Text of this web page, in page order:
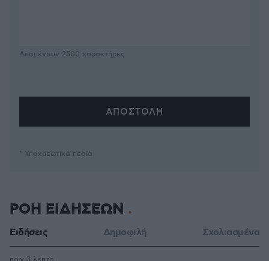
Απομένουν 2500 χαρακτήρες
* Υποχρεωτικά πεδία
ΡΟΗ ΕΙΔΗΣΕΩΝ
Ειδήσεις Δημοφιλή Σχολιασμένα